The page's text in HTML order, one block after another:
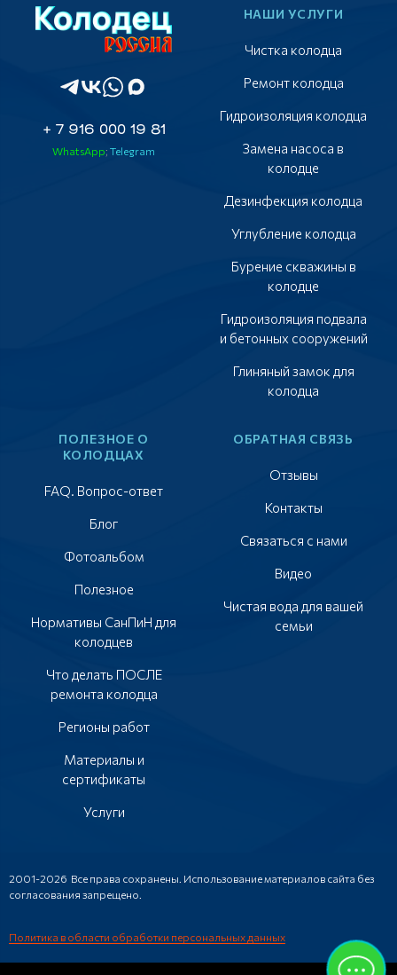
+ 7 916 000 19 81
WhatsApp; Telegram
НАШИ УСЛУГИ
Чистка колодца
Ремонт колодца
Гидроизоляция колодца
Замена насоса в
колодце
Дезинфекция колодца
Углубление колодца
Бурение скважины в
колодце
Гидроизоляция подвала
и бетонных сооружений
Глиняный замок для
колодца
ПОЛЕЗНОЕ О
КОЛОДЦАХ
FAQ. Вопрос-ответ
Блог
Фотоальбом
Полезное
Нормативы СанПиН для
колодцев
Что делать ПОСЛЕ
ремонта колодца
Регионы работ
Материалы и
сертификаты
Услуги
ОБРАТНАЯ СВЯЗЬ
Отзывы
Контакты
Связаться с нами
Видео
Чистая вода для вашей
семьи
2001-2026 Все права сохранены. Использование материалов сайта без
согласования запрещено.
Политика в области обработки персональных данных